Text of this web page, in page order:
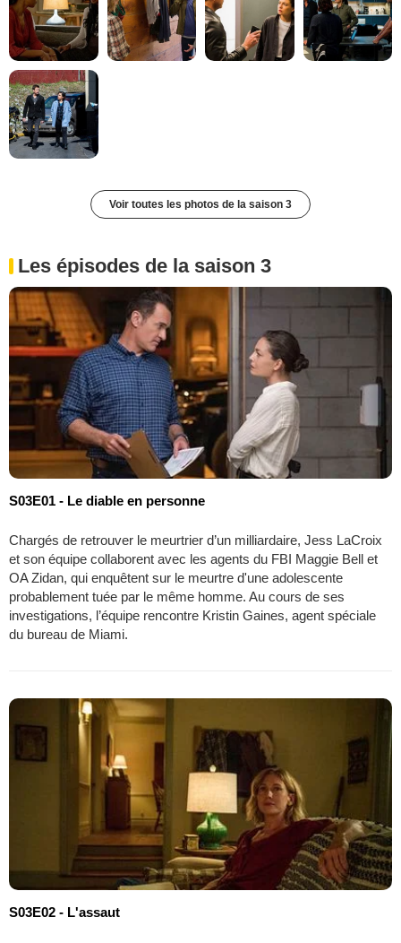
Voir toutes les photos de la saison 3
Les épisodes de la saison 3
S03E01 - Le diable en personne
Chargés de retrouver le meurtrier d’un milliardaire, Jess LaCroix
et son équipe collaborent avec les agents du FBI Maggie Bell et
OA Zidan, qui enquêtent sur le meurtre d'une adolescente
probablement tuée par le même homme. Au cours de ses
investigations, l’équipe rencontre Kristin Gaines, agent spéciale
du bureau de Miami.
S03E02 - L'assaut